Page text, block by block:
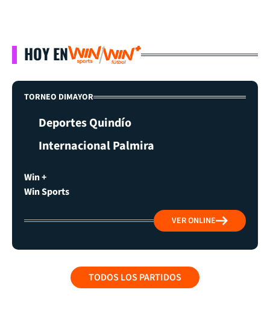
HOY EN
TORNEO DIMAYOR
Deportes Quindío
Internacional Palmira
Win +
Win Sports
VER ONLINE
TODOS LOS PARTIDOS